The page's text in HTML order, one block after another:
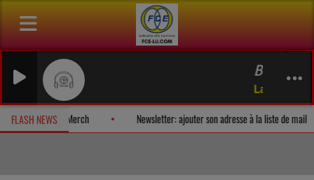
BRAHMS
Laurent Jochum
FLASH NEWS
surprise! Fan Releases & Merch Newsletter: ajouter son